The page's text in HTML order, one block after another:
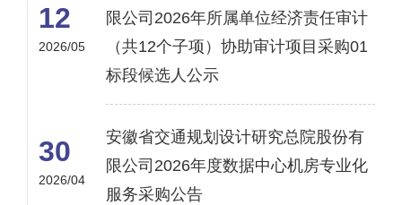
12
2026/05
限公司2026年所属单位经济责任审计
（共12个子项）协助审计项目采购01
标段候选人公示
30
2026/04
安徽省交通规划设计研究总院股份有
限公司2026年度数据中心机房专业化
服务采购公告